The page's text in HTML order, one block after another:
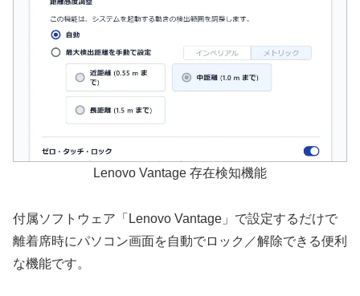
Lenovo Vantage 存在検知機能
付属ソフトウェア「Lenovo Vantage」で設定するだけで
離着席時にパソコン画面を自動でロック／解除できる便利
な機能です。